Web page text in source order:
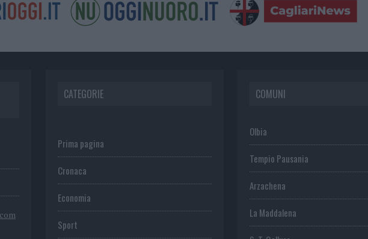
CATEGORIE
Prima pagina
Cronaca
Economia
Sport
COMUNI
Olbia
Tempio Pausania
Arzachena
La Maddalena